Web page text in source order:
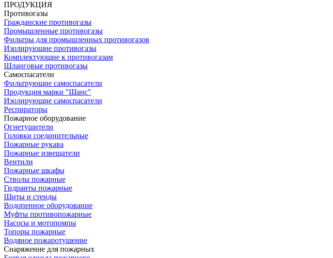
ПРОДУКЦИЯ
Противогазы
Гражданские противогазы
Промышленные противогазы
Фильтры для промышленных противогазов
Изолирующие противогазы
Комплектующие к противогазам
Шланговые противогазы
Самоспасатели
Фильтрующие самоспасатели
Продукция марки "Шанс"
Изолирующие самоспасатели
Респираторы
Пожарное оборудование
Огнетушители
Головки соединительные
Пожарные рукава
Пожарные извещатели
Вентили
Пожарные шкафы
Стволы пожарные
Гидранты пожарные
Щиты и стенды
Водопенное оборудование
Муфты противопожарные
Насосы и мотопомпы
Топоры пожарные
Водяное пожаротушение
Снаряжение для пожарных